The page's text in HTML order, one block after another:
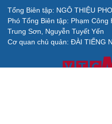
Tổng Biên tập: NGÔ THIỆU
Phó Tổng Biên tập: Phạm
Trung Sơn, Nguyễn Tuyết Yến
Cơ quan chủ quản: ĐÀI TIẾNG